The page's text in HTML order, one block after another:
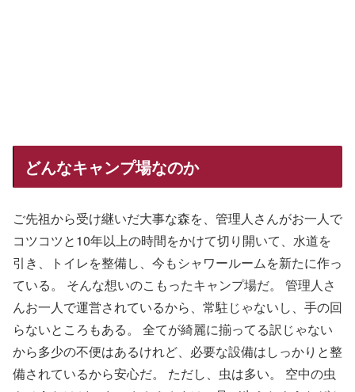
どんなキャンプ場なのか
ご先祖から受け継いだ大事な森を、管理人さんがお一人で
コツコツと10年以上の時間をかけて切り開いて、水道を
引き、トイレを整備し、今もシャワールームを新たに作っ
ている。 そんな想いのこもったキャンプ場だ。 管理人さ
んお一人で運営されているから、常駐じゃないし、手の回
らないところもある。 全てが綺麗に揃ってる訳じゃない
から多少の不便はあるけれど、必要な設備はしっかりと整
備されているから安心だ。 ただし、虫は多い。 空中の虫